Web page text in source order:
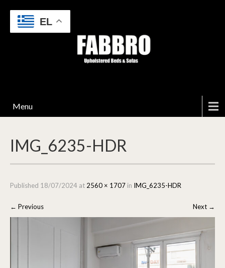
Menu
IMG_6235-HDR
Published 18/07/2024 at 2560 × 1707 in IMG_6235-HDR
← Previous Next →
EL